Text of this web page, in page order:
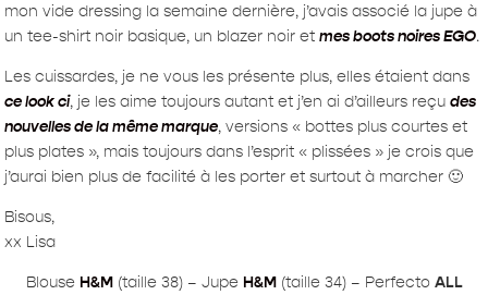
mon vide dressing la semaine dernière, j’avais associé la jupe à
un tee-shirt noir basique, un blazer noir etmes boots noires EGO.
Les cuissardes, je ne vous les présente plus, elles étaient dans
ce look ci, je les aime toujours autant et j’en ai d’ailleurs reçudes
nouvelles de la même marque, versions « bottes plus courtes et
plus plates », mais toujours dans l’esprit « plissées » je crois que
j’aurai bien plus de facilité à les porter et surtout à marcher 🙂
Bisous,
xx Lisa
Blouse H&M(taille 38) – Jupe H&M(taille 34) – Perfecto ALL